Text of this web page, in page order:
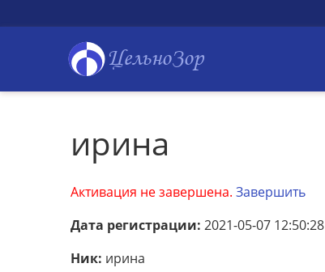
ЦельноЗор
ирина
Активация не завершена. Завершить
Дата регистрации: 2021-05-07 12:50:28
Ник: ирина